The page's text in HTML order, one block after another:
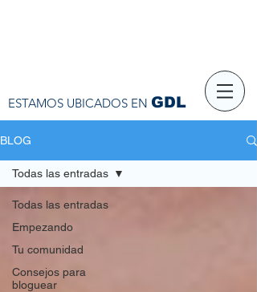
ESTAMOS UBICADOS EN GDL
BLOG
Todas las entradas
Empezando
Tu comunidad
Consejos para
bloguear
Todas las entradas